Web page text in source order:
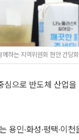
는 지역위원회 현안 간담
으로 반도체 산업을
용인·화성·평택·이천